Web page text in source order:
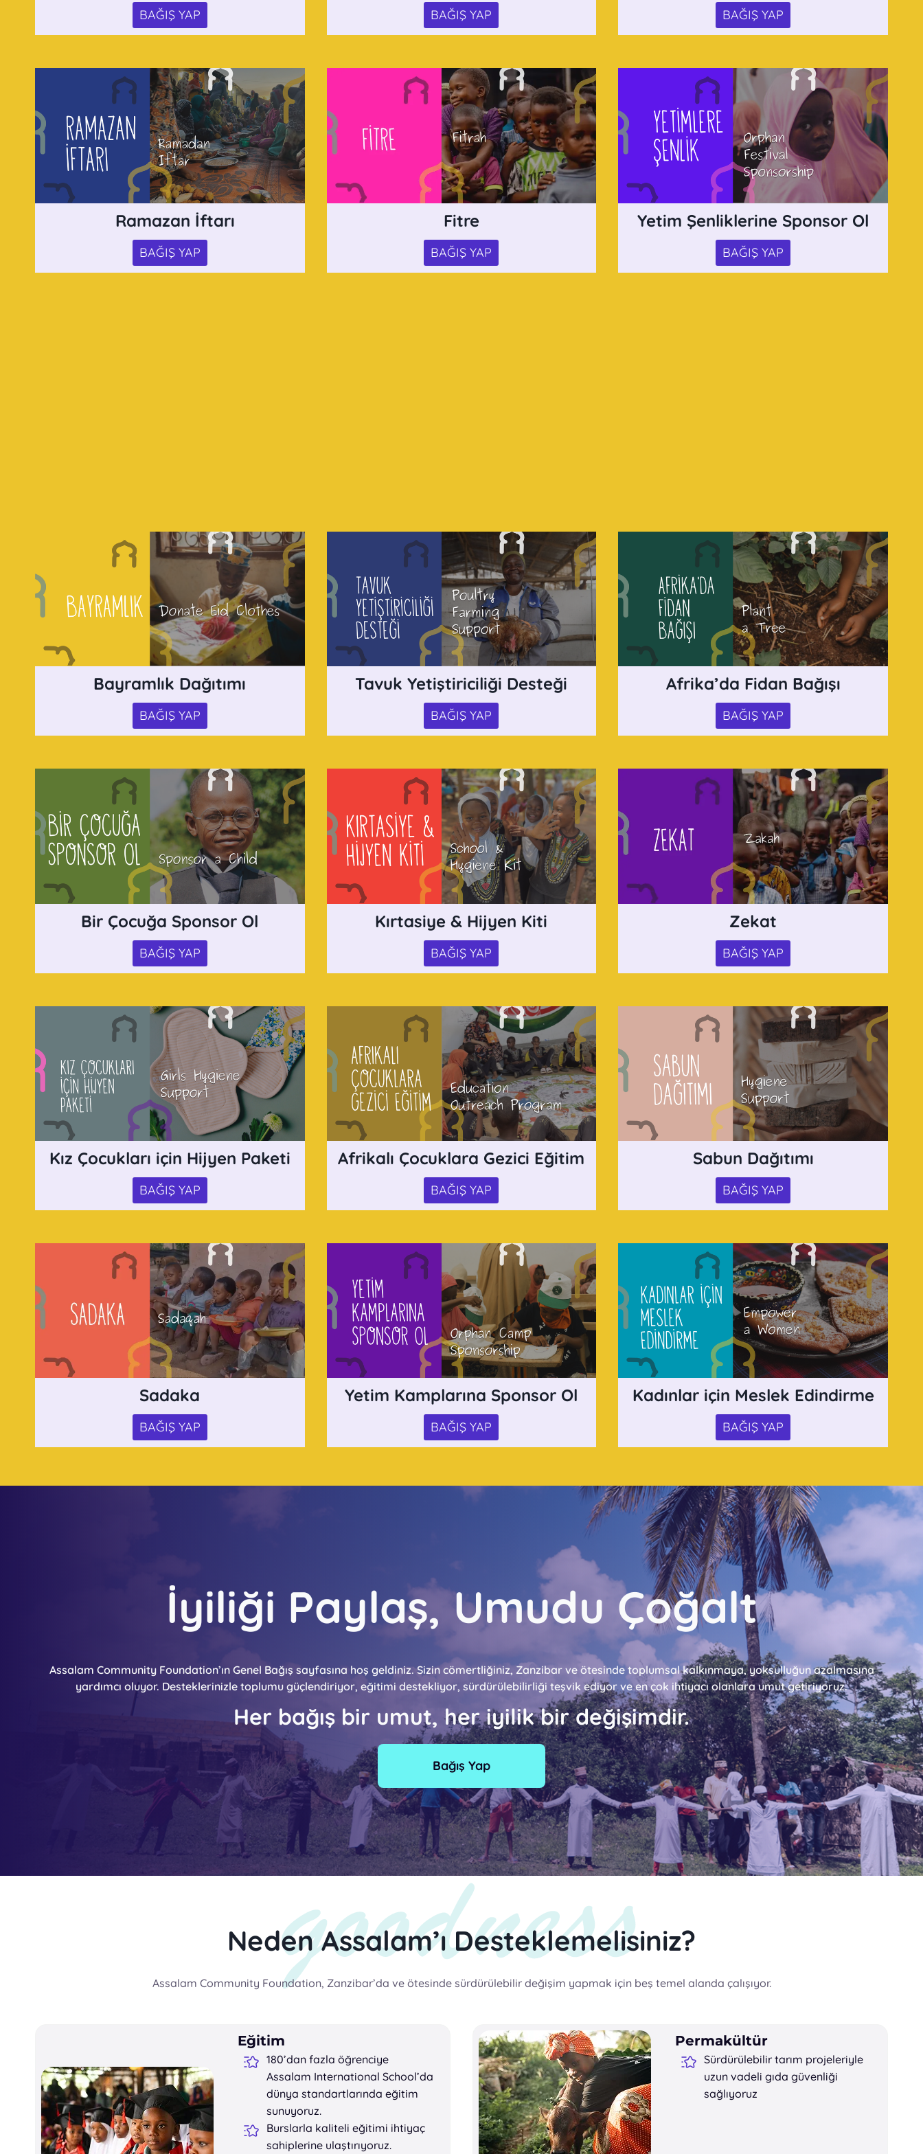
BAĞIŞ YAP BAĞIŞ YAP BAĞIŞ YAP
Ramazan İftarı
BAĞIŞ YAP
Fitre
BAĞIŞ YAP
Yetim Şenliklerine Sponsor Ol
BAĞIŞ YAP
Bayramlık Dağıtımı
BAĞIŞ YAP
Tavuk Yetiştiriciliği Desteği
BAĞIŞ YAP
Afrika’da Fidan Bağışı
BAĞIŞ YAP
Bir Çocuğa Sponsor Ol
BAĞIŞ YAP
Kırtasiye & Hijyen Kiti
BAĞIŞ YAP
Zekat
BAĞIŞ YAP
Kız Çocukları için Hijyen Paketi
BAĞIŞ YAP
Afrikalı Çocuklara Gezici Eğitim
BAĞIŞ YAP
Sabun Dağıtımı
BAĞIŞ YAP
Sadaka
BAĞIŞ YAP
Yetim Kamplarına Sponsor Ol
BAĞIŞ YAP
Kadınlar için Meslek Edindirme
BAĞIŞ YAP
İyiliği Paylaş, Umudu Çoğalt
Assalam Community Foundation’ın Genel Bağış sayfasına hoş geldiniz. Sizin cömertliğiniz, Zanzibar ve ötesinde toplumsal kalkınmaya, yoksulluğun azalmasına
yardımcı oluyor. Desteklerinizle toplumu güçlendiriyor, eğitimi destekliyor, sürdürülebilirliği teşvik ediyor ve en çok ihtiyacı olanlara umut getiriyoruz.
Her bağış bir umut, her iyilik bir değişimdir.
Bağış Yap
Neden Assalam’ı Desteklemelisiniz?
Assalam Community Foundation, Zanzibar’da ve ötesinde sürdürülebilir değişim yapmak için beş temel alanda çalışıyor.
Eğitim
180’dan fazla öğrenciye
Assalam International School’da
dünya standartlarında eğitim
sunuyoruz.
Burslarla kaliteli eğitimi ihtiyaç
sahiplerine ulaştırıyoruz.
Permakültür
Sürdürülebilir tarım projeleriyle
uzun vadeli gıda güvenliği
sağlıyoruz